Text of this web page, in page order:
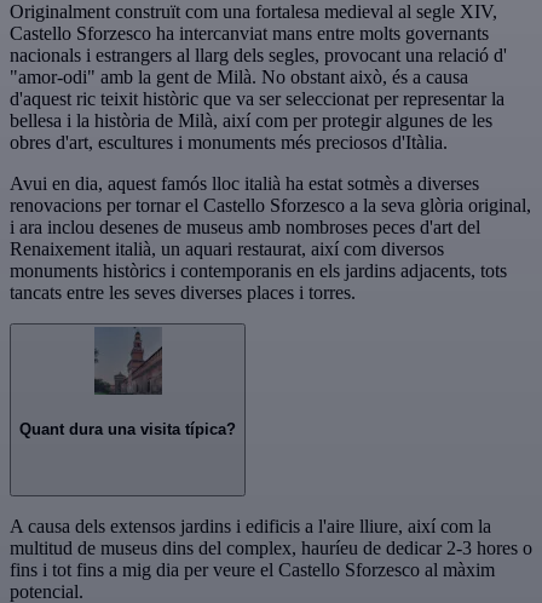
Originalment construït com una fortalesa medieval al segle XIV,
Castello Sforzesco ha intercanviat mans entre molts governants
nacionals i estrangers al llarg dels segles, provocant una relació d'
"amor-odi" amb la gent de Milà. No obstant això, és a causa
d'aquest ric teixit històric que va ser seleccionat per representar la
bellesa i la història de Milà, així com per protegir algunes de les
obres d'art, escultures i monuments més preciosos d'Itàlia.
Avui en dia, aquest famós lloc italià ha estat sotmès a diverses
renovacions per tornar el Castello Sforzesco a la seva glòria original,
i ara inclou desenes de museus amb nombroses peces d'art del
Renaixement italià, un aquari restaurat, així com diversos
monuments històrics i contemporanis en els jardins adjacents, tots
tancats entre les seves diverses places i torres.
Quant dura una visita típica?
A causa dels extensos jardins i edificis a l'aire lliure, així com la
multitud de museus dins del complex, hauríeu de dedicar 2-3 hores o
fins i tot fins a mig dia per veure el Castello Sforzesco al màxim
potencial.